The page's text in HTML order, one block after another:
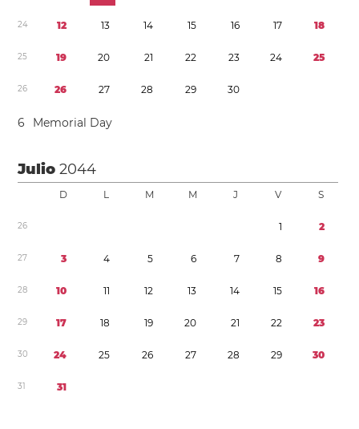
24 12 13 14 15 16 17 18
25 19 20 21 22 23 24 25
26 26 27 28 29 30
6 Memorial Day
Julio2044
D L M M J V S
26 1 2
27 3 4 5 6 7 8 9
28 10 11 12 13 14 15 16
29 17 18 19 20 21 22 23
30 24 25 26 27 28 29 30
31 31